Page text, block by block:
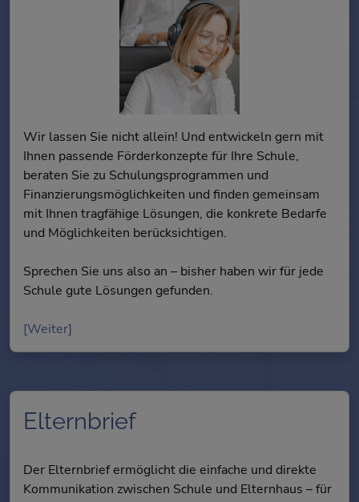
Wir lassen Sie nicht allein! Und entwickeln gern mit
Ihnen passende Förderkonzepte für Ihre Schule,
beraten Sie zu Schulungsprogrammen und
Finanzierungsmöglichkeiten und finden gemeinsam
mit Ihnen tragfähige Lösungen, die konkrete Bedarfe
und Möglichkeiten berücksichtigen.
Sprechen Sie uns also an – bisher haben wir für jede
Schule gute Lösungen gefunden.
[Weiter]
Elternbrief
Der Elternbrief ermöglicht die einfache und direkte
Kommunikation zwischen Schule und Elternhaus – für